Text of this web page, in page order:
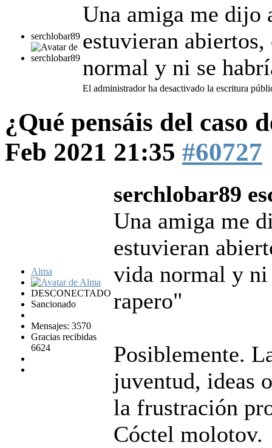
serchlobar89
Una amiga me dijo
estuvieran
normal y ni se
El administrador ha desactivado la escritura
¿Qué pensáis del caso
Feb 2021 21:35 #60727
Alma
DESCONECTADO
Sancionado
Mensajes: 3570
Gracias recibidas
6624
serchlobar89
Una amiga me
estuvieran
vida normal y ni
rapero"
Posiblemente.
juventud, ideas
la frustración
Cóctel molotov.